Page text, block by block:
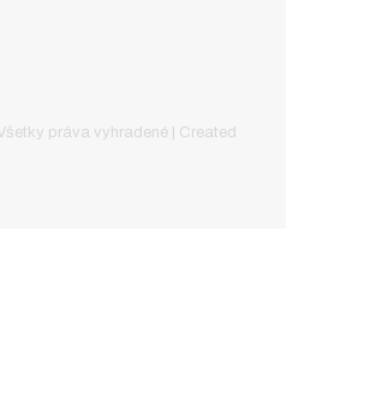
práva vyhradené | Created